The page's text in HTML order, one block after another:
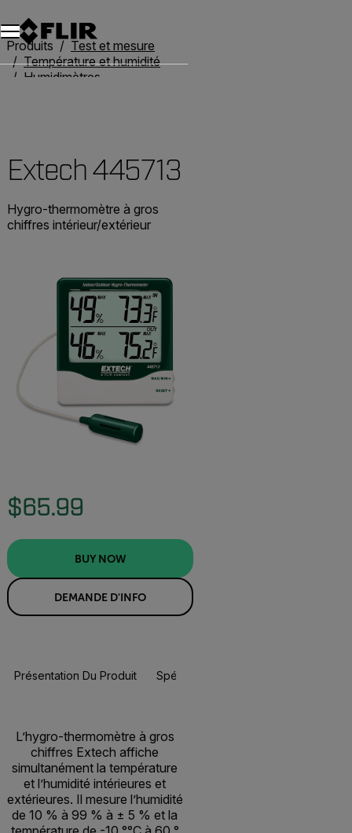
Unread messages
Modèle
Supprimer
articles
article
Ajouter au panier
Ajouté au panier
Produits
Test et mesure
Température et humidité
Humidimètres
Extech 445713
Hygro-thermomètre à gros
chiffres intérieur/extérieur
$65.99
BUY NOW
DEMANDE D'INFO
Présentation Du Produit Spécifications
L’hygro-thermomètre à gros
chiffres Extech affiche
simultanément la température
et l’humidité intérieures et
extérieures. Il mesure l’humidité
de 10 % à 99 % à ± 5 % et la